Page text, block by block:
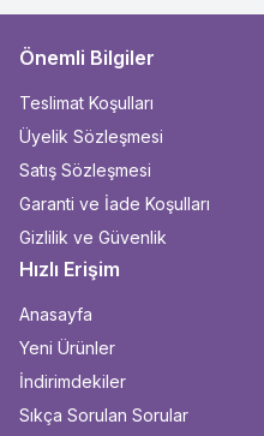
Önemli Bilgiler
Teslimat Koşulları
Üyelik Sözleşmesi
Satış Sözleşmesi
Garanti ve İade Koşulları
Gizlilik ve Güvenlik
Hızlı Erişim
Anasayfa
Yeni Ürünler
İndirimdekiler
Sıkça Sorulan Sorular